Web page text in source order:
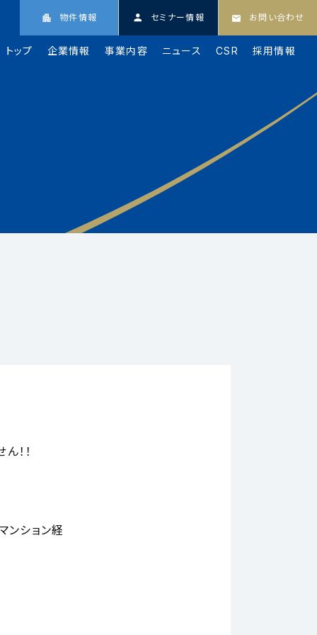
物件情報 セミナー情報 お問い合わせ
トップ 企業情報 事業内容 ニュース CSR 採用情報
！！
ンション経